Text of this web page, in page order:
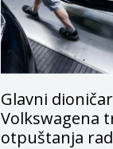
Glavni dioničar
Volkswagena
otpuštanja